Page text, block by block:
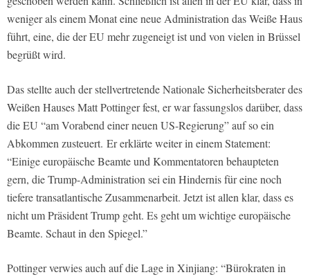
weniger als einem Monat eine neue Administration das Weiße Haus
führt, eine, die der EU mehr zugeneigt ist und von vielen in Brüssel
begrüßt wird.
Das stellte auch der stellvertretende Nationale Sicherheitsberater des
Weißen Hauses Matt Pottinger fest, er war fassungslos darüber, dass
die EU “am Vorabend einer neuen US-Regierung” auf so ein
Abkommen zusteuert. Er erklärte weiter in einem Statement:
“Einige europäische Beamte und Kommentatoren behaupteten
gern, die Trump-Administration sei ein Hindernis für eine noch
tiefere transatlantische Zusammenarbeit. Jetzt ist allen klar, dass es
nicht um Präsident Trump geht. Es geht um wichtige europäische
Beamte. Schaut in den Spiegel.”
Pottinger verwies auch auf die Lage in Xinjiang: “Bürokraten in